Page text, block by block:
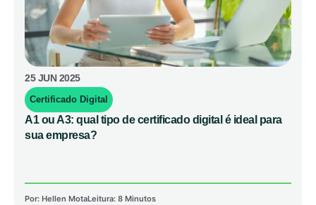
25 JUN 2025
Certificado Digital
A1 ou A3: qual tipo de certificado digital é ideal para
sua empresa?
Por: Hellen MotaLeitura: 8 Minutos